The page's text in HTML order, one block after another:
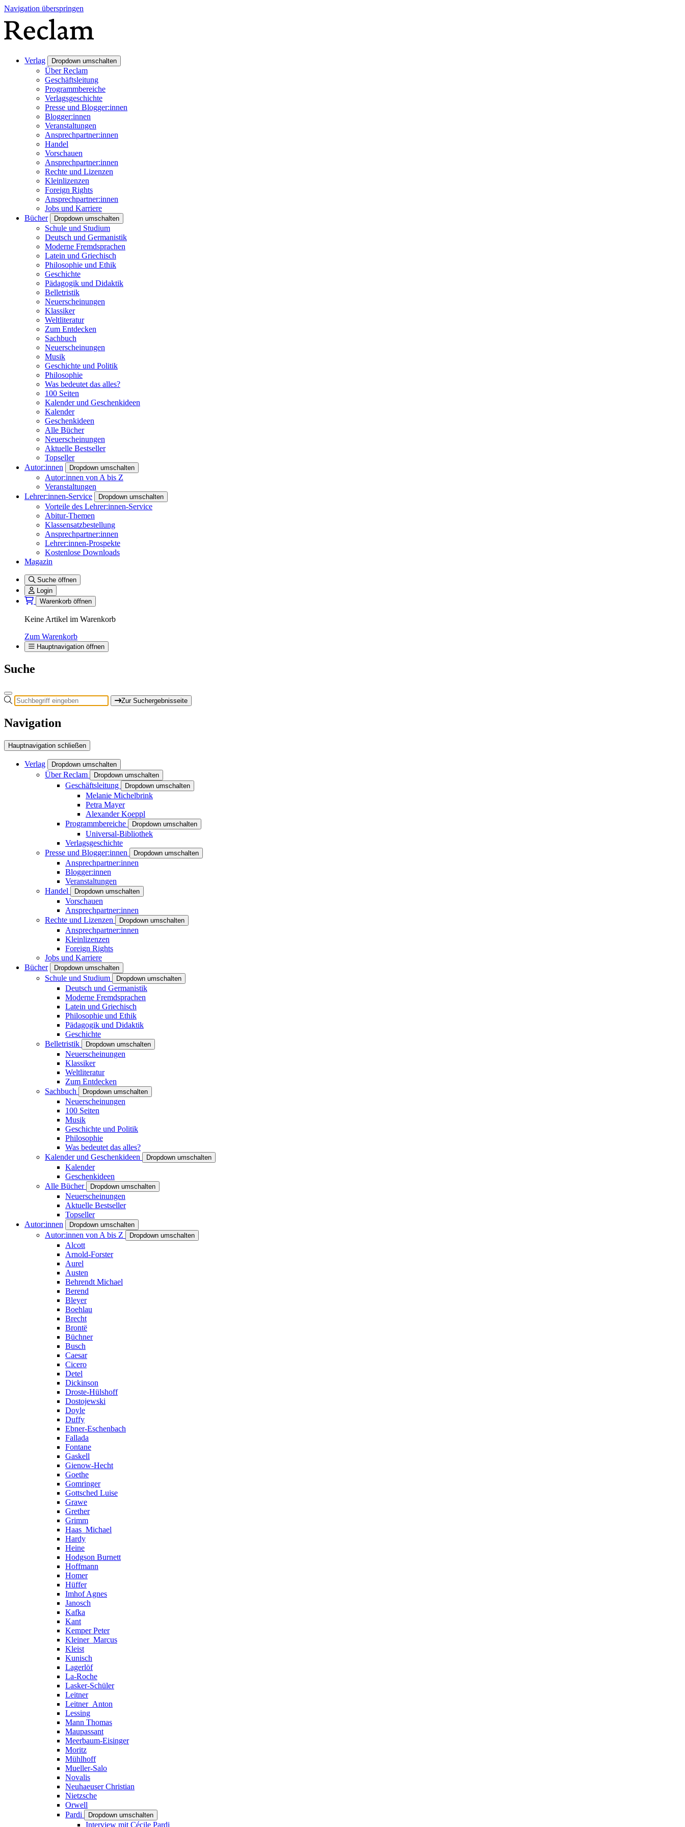
Navigation überspringen
Verlag Dropdown umschalten
Über Reclam
Geschäftsleitung
Programmbereiche
Verlagsgeschichte
Presse und Blogger:innen
Blogger:innen
Veranstaltungen
Ansprechpartner:innen
Handel
Vorschauen
Ansprechpartner:innen
Rechte und Lizenzen
Kleinlizenzen
Foreign Rights
Ansprechpartner:innen
Jobs und Karriere
Bücher
Dropdown umschalten
Schule und Studium
Deutsch und Germanistik
Moderne Fremdsprachen
Latein und Griechisch
Philosophie und Ethik
Geschichte
Pädagogik und Didaktik
Belletristik
Neuerscheinungen
Klassiker
Weltliteratur
Zum Entdecken
Sachbuch
Neuerscheinungen
Musik
Geschichte und Politik
Philosophie
Was bedeutet das alles?
100 Seiten
Kalender und Geschenkideen
Kalender
Geschenkideen
Alle Bücher
Neuerscheinungen
Aktuelle Bestseller
Topseller
Autor:innen
Dropdown umschalten
Autor:innen von A bis Z
Veranstaltungen
Lehrer:innen-Service
Dropdown umschalten
Vorteile des Lehrer:innen-Service
Abitur-Themen
Klassensatzbestellung
Ansprechpartner:innen
Lehrer:innen-Prospekte
Kostenlose Downloads
Magazin
Suche öffnen
Login
Warenkorb öffnen
Keine Artikel im Warenkorb
Zum Warenkorb
Hauptnavigation öffnen
Suche
Zur Suchergebnisseite
Navigation
Hauptnavigation schließen
Verlag Dropdown umschalten
Über Reclam Dropdown umschalten
Geschäftsleitung Dropdown umschalten
Melanie Michelbrink
Petra Mayer
Alexander Koeppl
Programmbereiche
Dropdown umschalten
Universal-Bibliothek
Verlagsgeschichte
Presse und Blogger:innen
Dropdown umschalten
Ansprechpartner:innen
Blogger:innen
Veranstaltungen
Handel
Dropdown umschalten
Vorschauen
Ansprechpartner:innen
Rechte und Lizenzen
Dropdown umschalten
Ansprechpartner:innen
Kleinlizenzen
Foreign Rights
Jobs und Karriere
Bücher
Dropdown umschalten
Schule und Studium Dropdown umschalten
Deutsch und Germanistik
Moderne Fremdsprachen
Latein und Griechisch
Philosophie und Ethik
Pädagogik und Didaktik
Geschichte
Belletristik
Dropdown umschalten
Neuerscheinungen
Klassiker
Weltliteratur
Zum Entdecken
Sachbuch
Dropdown umschalten
Neuerscheinungen
100 Seiten
Musik
Geschichte und Politik
Philosophie
Was bedeutet das alles?
Kalender und Geschenkideen
Dropdown umschalten
Kalender
Geschenkideen
Alle Bücher
Dropdown umschalten
Neuerscheinungen
Aktuelle Bestseller
Topseller
Autor:innen
Dropdown umschalten
Autor:innen von A bis Z Dropdown umschalten
Alcott
Arnold-Forster
Aurel
Austen
Behrendt Michael
Berend
Bleyer
Boehlau
Brecht
Brontë
Büchner
Busch
Caesar
Cicero
Detel
Dickinson
Droste-Hülshoff
Dostojewski
Doyle
Duffy
Ebner-Eschenbach
Fallada
Fontane
Gaskell
Gienow-Hecht
Goethe
Gomringer
Gottsched Luise
Grawe
Grether
Grimm
Haas_Michael
Hardy
Heine
Hodgson Burnett
Hoffmann
Homer
Hüffer
Imhof Agnes
Janosch
Kafka
Kant
Kemper Peter
Kleiner_Marcus
Kleist
Kunisch
Lagerlöf
La-Roche
Lasker-Schüler
Leitner
Leitner_Anton
Lessing
Mann Thomas
Maupassant
Meerbaum-Eisinger
Moritz
Mühlhoff
Mueller-Salo
Novalis
Neuhaeuser Christian
Nietzsche
Orwell
Pardi
Dropdown umschalten
Interview mit Cécile Pardi